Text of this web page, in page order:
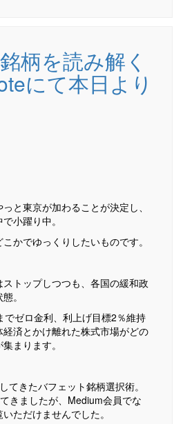
柄を読み解く
にて本日より
と東京が加わることが決定し、
小躍り中。
かでゆっくりしたいものです。
トップしつつも、各国の緩和政
。
でゼロ金利、利上げ目標2％維持
済とかけ離れた株式市場がどの
まります。
てきたバフェット銘柄選択術。
きましたが、Medium会員でな
ただけませんでした。